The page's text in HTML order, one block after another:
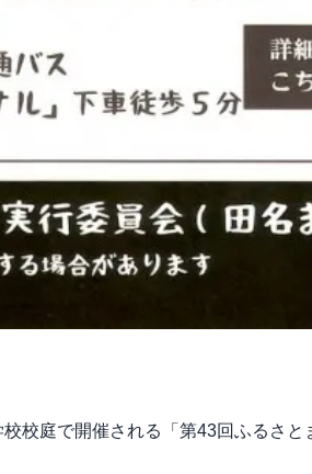
校庭で開催される「第43回ふるさと